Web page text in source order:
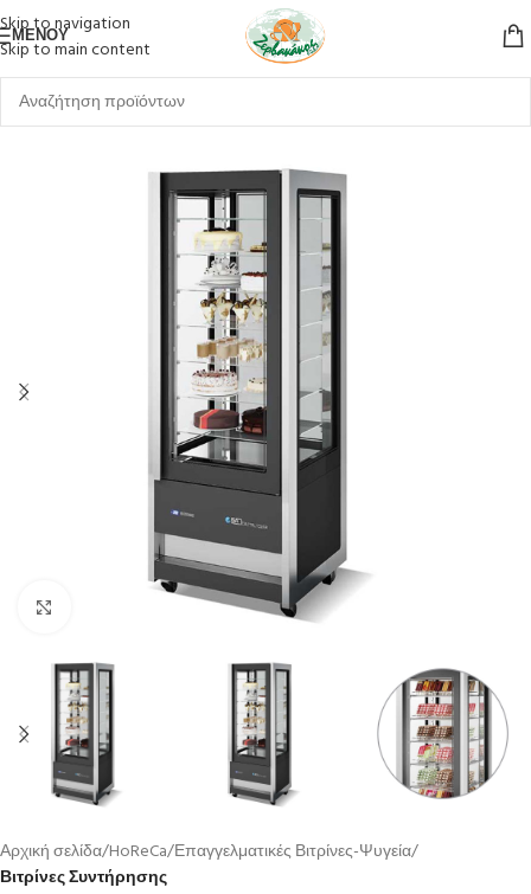
Skip to navigation
Skip to main content
ΜΕΝΟΎ
Κλικ για μεγέθυνση
Αρχική σελίδα HoReCa Επαγγελματικές Βιτρίνες-Ψυγεία
Βιτρίνες Συντήρησης